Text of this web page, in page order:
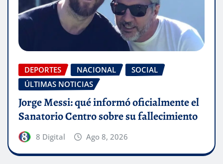
DEPORTES NACIONAL
SOCIAL
ÚLTIMAS NOTICIAS
Jorge Messi: qué informó oficialmente el
Sanatorio Centro sobre su fallecimiento
8 Digital Ago 8, 2026